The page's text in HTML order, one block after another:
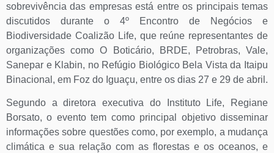
sobrevivência das empresas está entre os principais temas
discutidos durante o 4º Encontro de Negócios e
Biodiversidade Coalizão Life, que reúne representantes de
organizações como O Boticário, BRDE, Petrobras, Vale,
Sanepar e Klabin, no Refúgio Biológico Bela Vista da Itaipu
Binacional, em Foz do Iguaçu, entre os dias 27 e 29 de abril.
Segundo a diretora executiva do Instituto Life, Regiane
Borsato, o evento tem como principal objetivo disseminar
informações sobre questões como, por exemplo, a mudança
climática e sua relação com as florestas e os oceanos, e